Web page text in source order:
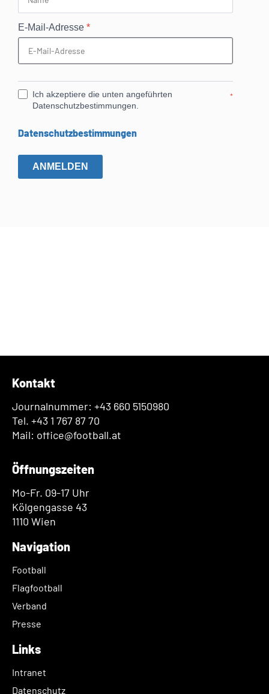
E-Mail-Adresse *
Ich akzeptiere die unten angeführten
Datenschutzbestimmungen.
*
Datenschutzbestimmungen
ANMELDEN
Kontakt
Journalnummer: +43 660 5150980
Tel. +43 1 767 87 70
Mail: office@football.at
Öffnungszeiten
Mo-Fr. 09-17 Uhr
Kölgengasse 43
1110 Wien
Navigation
Football
Flagfootball
Verband
Presse
Links
Intranet
Datenschutz